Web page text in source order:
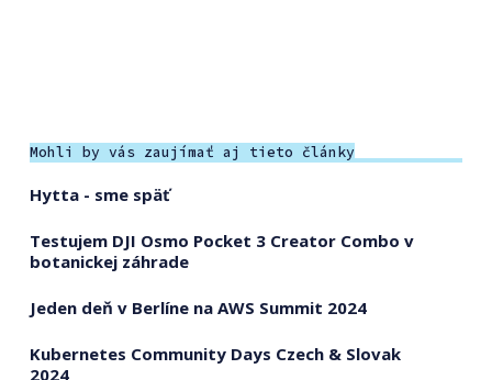
Mohli by vás zaujímať aj tieto články
Hytta - sme späť
Testujem DJI Osmo Pocket 3 Creator Combo v
botanickej záhrade
Jeden deň v Berlíne na AWS Summit 2024
Kubernetes Community Days Czech & Slovak
2024